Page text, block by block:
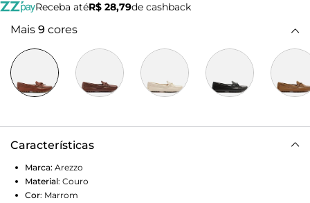
Receba atéR$ 28,79de cashback
Mais 9 cores
Características
Marca: Arezzo
Material: Couro
Cor: Marrom